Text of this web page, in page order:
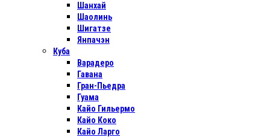
Шанхай
Шаолинь
Шигатзе
Янпачэн
Куба
Варадеро
Гавана
Гран-Пьедра
Гуама
Кайо Гильермо
Кайо Коко
Кайо Ларго